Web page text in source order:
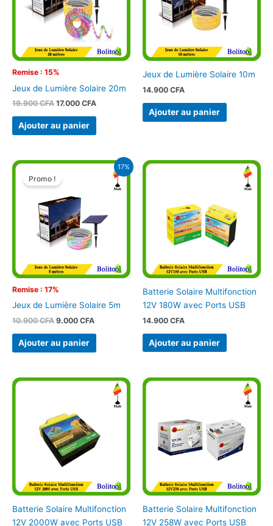
Remise : 15%
Jeux de Lumière Solaire 20m
19.900CFA 17.000 CFA
Ajouter au panier
Jeux de Lumière Solaire 10m
14.900 CFA
Ajouter au panier
17%
Remise : 17%
Promo !
Jeux de Lumière Solaire 5m
10.900CFA
Le
initial
10.900 CFA.
9.000 CFA
Le
actuel
Ajouter au panier
Batterie Solaire Multifonction
12V 180W avec Ports USB
14.900 CFA
Ajouter au panier
Batterie Solaire Multifonction
12V 2000W avec Ports USB
Batterie Solaire Multifonction
12V 258W avec Ports USB